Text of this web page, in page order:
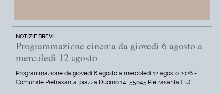
NOTIZIE BREVI
Programmazione cinema da giovedì 6 agosto a
mercoledì 12 agosto
Programmazione da giovedì 6 agosto a mercoledì 12 agosto 2026 -
Comunale Pietrasanta, piazza Duomo 14, 55045 Pietrasanta (Lu)…